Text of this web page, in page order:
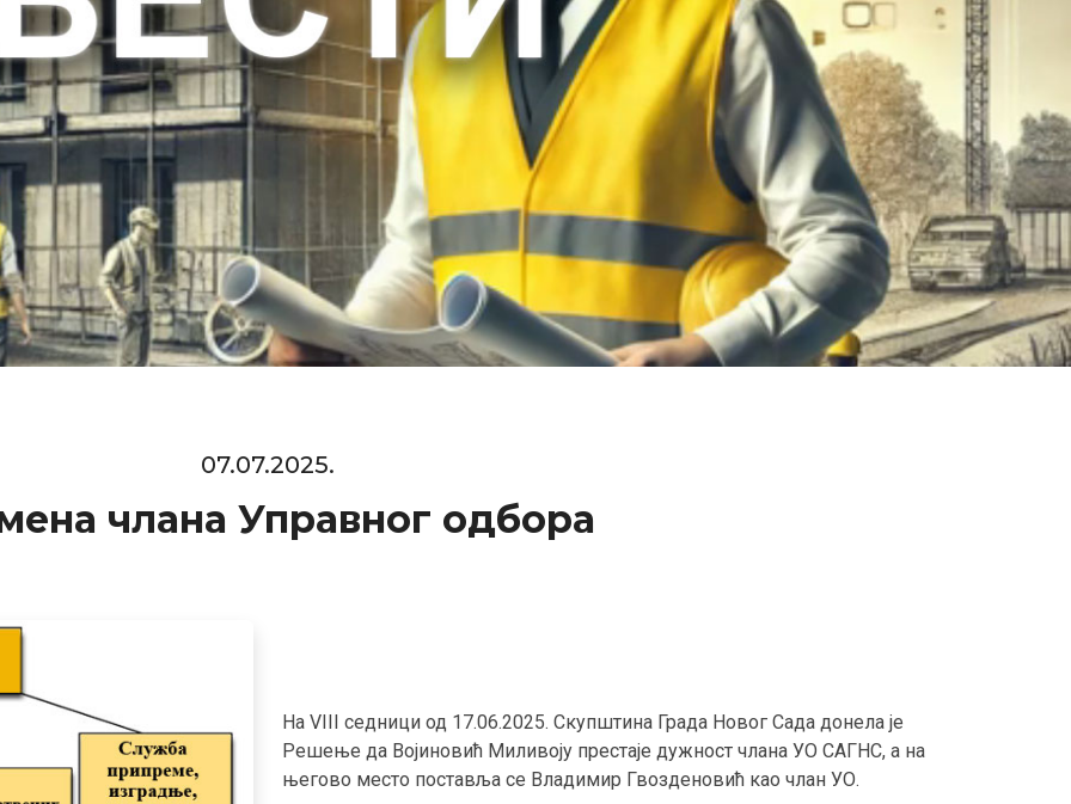
07.07.2025.
члана Управног одбора
На VIII седници од 17.06.2025. Скупштина Града Новог Сада донела је
Решење да Војиновић Миливоју престаје дужност члана УО САГНС, а на
његово место поставља се Владимир Гвозденовић каo члан УО.